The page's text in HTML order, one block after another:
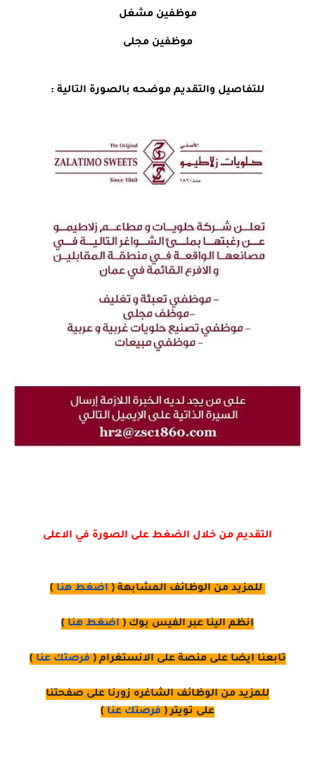
موظفين مشغل
موظفين مجلى
للتفاصيل والتقديم موضحه بالصورة التالية :
التقديم من خلال الضغط على الصورة في الاعلى
للمزيد من الوظائف المشابهة ( اضغط هنا )
انظم الينا عبر الفيس بوك ( اضغط هنا )
تابعنا ايضا على منصة على الانستغرام ( فرصتك عنا )
للمزيد من الوظائف الشاغره زورنا على صفحتنا
على تويتر( فرصتك عنا )